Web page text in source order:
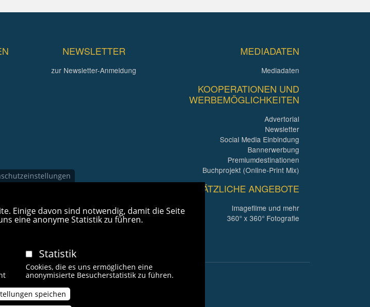
NEWSLETTER
zur Newsletter-Anmeldung
MEDIADATEN
Mediadaten
KOOPERATIONEN UND
WERBEMÖGLICHKEITEN
Advertorial
Newsletter
Social Media Einbindung
Bannerwerbung
Premiumdestinationen
Buchprojekt (Online-Print Mix)
ZUSÄTZLICHE ANGEBOTE
Imagefilme und mehr
360° x 360° Fotografie
Fußzeilenmenü
Impressum
Einige davon sind notwendig, damit die Seite
eine anonyme Statistik zu führen.
Statistik
Cookies, die es uns ermöglichen eine
anonymisierte Besucherstatistik zu führen.
speichen